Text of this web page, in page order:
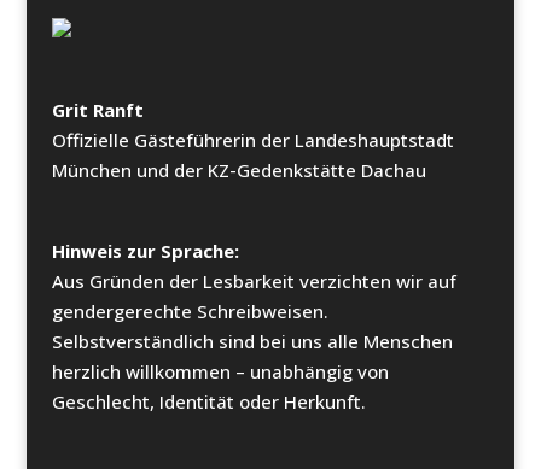
Grit Ranft
Offizielle Gästeführerin der Landeshauptstadt
München und der KZ-Gedenkstätte Dachau
Hinweis zur Sprache:
Aus Gründen der Lesbarkeit verzichten wir auf
gendergerechte Schreibweisen.
Selbstverständlich sind bei uns alle Menschen
herzlich willkommen – unabhängig von
Geschlecht, Identität oder Herkunft.